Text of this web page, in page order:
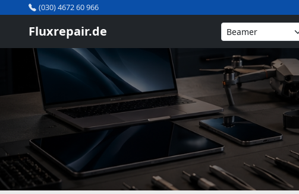
(030) 4672 60 966
Fluxrepair.de